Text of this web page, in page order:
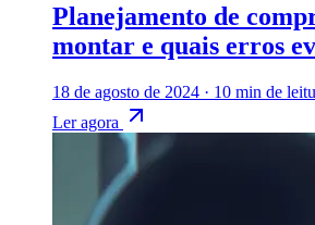
Planejamento de
montar e quais erros
18 de agosto de 2024 · 10 min de
Ler agora